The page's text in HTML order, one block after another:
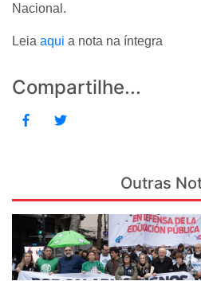
Nacional.
Leia aqui a nota na íntegra
Compartilhe...
Outras